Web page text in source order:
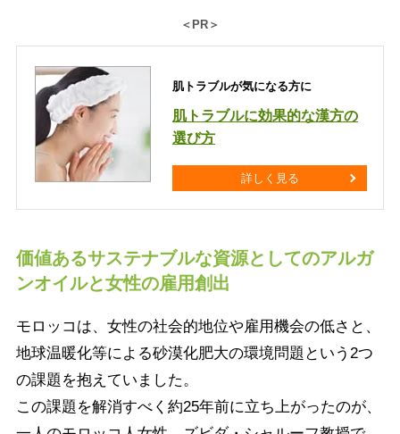
＜PR＞
肌トラブルが気になる方に
肌トラブルに効果的な漢方の
選び方
詳しく見る
価値あるサステナブルな資源としてのアルガ
ンオイルと女性の雇用創出
モロッコは、女性の社会的地位や雇用機会の低さと、
地球温暖化等による砂漠化肥大の環境問題という2つ
の課題を抱えていました。
この課題を解消すべく約25年前に立ち上がったのが、